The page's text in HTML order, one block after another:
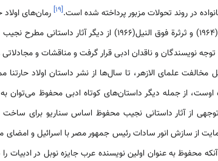
در روند تحولات مزبور پرداخته شده است.[۱۹]
الکلاب (1961) ، الطریق (1964) و ثرثرة فوق النیل(1966) از دیگر
توجه نویسندگان و ناقدان ادبی قرار گرفت و مناقشات و
مخالفت علمای الازهر، تا سال‌ها از نشر داستان اولاد
توجهی از آثار داستانی نجیب محفوظ اساس سناریو برای
از سازش انور سادات رئیس جمهور مصر با اسرائیل و